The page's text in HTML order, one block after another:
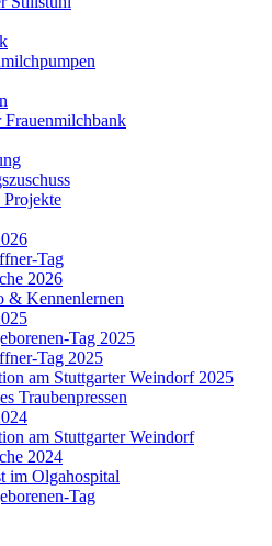
Frauenmilchbank
Projekte
Tag
2026
& Kennenlernen
Tag 2025
Tag 2025
am Stuttgarter Weindorf 2025
Traubenpressen
am Stuttgarter Weindorf
2024
im Olgahospital
Tag